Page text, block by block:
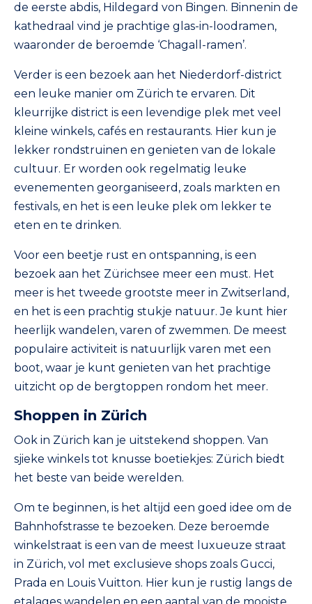
de eerste abdis, Hildegard von Bingen. Binnenin de
kathedraal vind je prachtige glas-in-loodramen,
waaronder de beroemde ‘Chagall-ramen’.
Verder is een bezoek aan het Niederdorf-district
een leuke manier om Zürich te ervaren. Dit
kleurrijke district is een levendige plek met veel
kleine winkels, cafés en restaurants. Hier kun je
lekker rondstruinen en genieten van de lokale
cultuur. Er worden ook regelmatig leuke
evenementen georganiseerd, zoals markten en
festivals, en het is een leuke plek om lekker te
eten en te drinken.
Voor een beetje rust en ontspanning, is een
bezoek aan het Zürichsee meer een must. Het
meer is het tweede grootste meer in Zwitserland,
en het is een prachtig stukje natuur. Je kunt hier
heerlijk wandelen, varen of zwemmen. De meest
populaire activiteit is natuurlijk varen met een
boot, waar je kunt genieten van het prachtige
uitzicht op de bergtoppen rondom het meer.
Shoppen in Zürich
Ook in Zürich kan je uitstekend shoppen. Van
sjieke winkels tot knusse boetiekjes: Zürich biedt
het beste van beide werelden.
Om te beginnen, is het altijd een goed idee om de
Bahnhofstrasse te bezoeken. Deze beroemde
winkelstraat is een van de meest luxueuze straat
in Zürich, vol met exclusieve shops zoals Gucci,
Prada en Louis Vuitton. Hier kun je rustig langs de